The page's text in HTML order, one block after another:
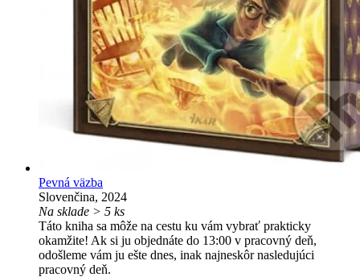
Pevná väzba
Slovenčina, 2024
Na sklade > 5 ks
Táto kniha sa môže na cestu ku vám vybrať prakticky
okamžite! Ak si ju objednáte do 13:00 v pracovný deň,
odošleme vám ju ešte dnes, inak najneskôr nasledujúci
pracovný deň.